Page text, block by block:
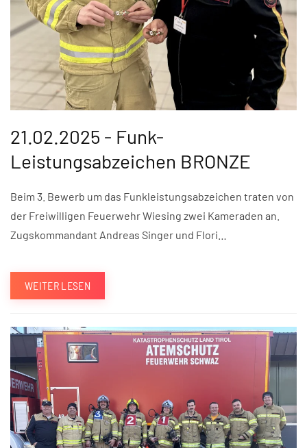
21.02.2025 - Funk-
Leistungsabzeichen BRONZE
Beim 3. Bewerb um das Funkleistungsabzeichen traten von
der Freiwilligen Feuerwehr Wiesing zwei Kameraden an.
Zugskommandant Andreas Singer und Flori…
WEITER LESEN